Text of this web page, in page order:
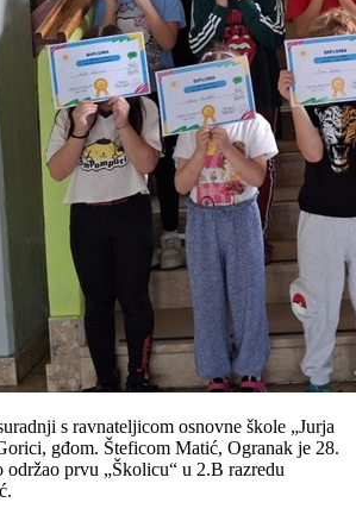
s ravnateljicom osnovne škole „Jurja
gđom. Šteficom Matić, Ogranak je 28.
održao prvu „Školicu“ u 2.B razredu